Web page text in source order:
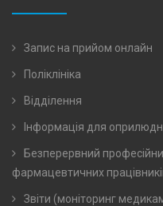
Запис на прийом онлайн
Поліклініка
Відділення
Інформація для
Безперервний
фармацевтичних
Звіти (моніторинг